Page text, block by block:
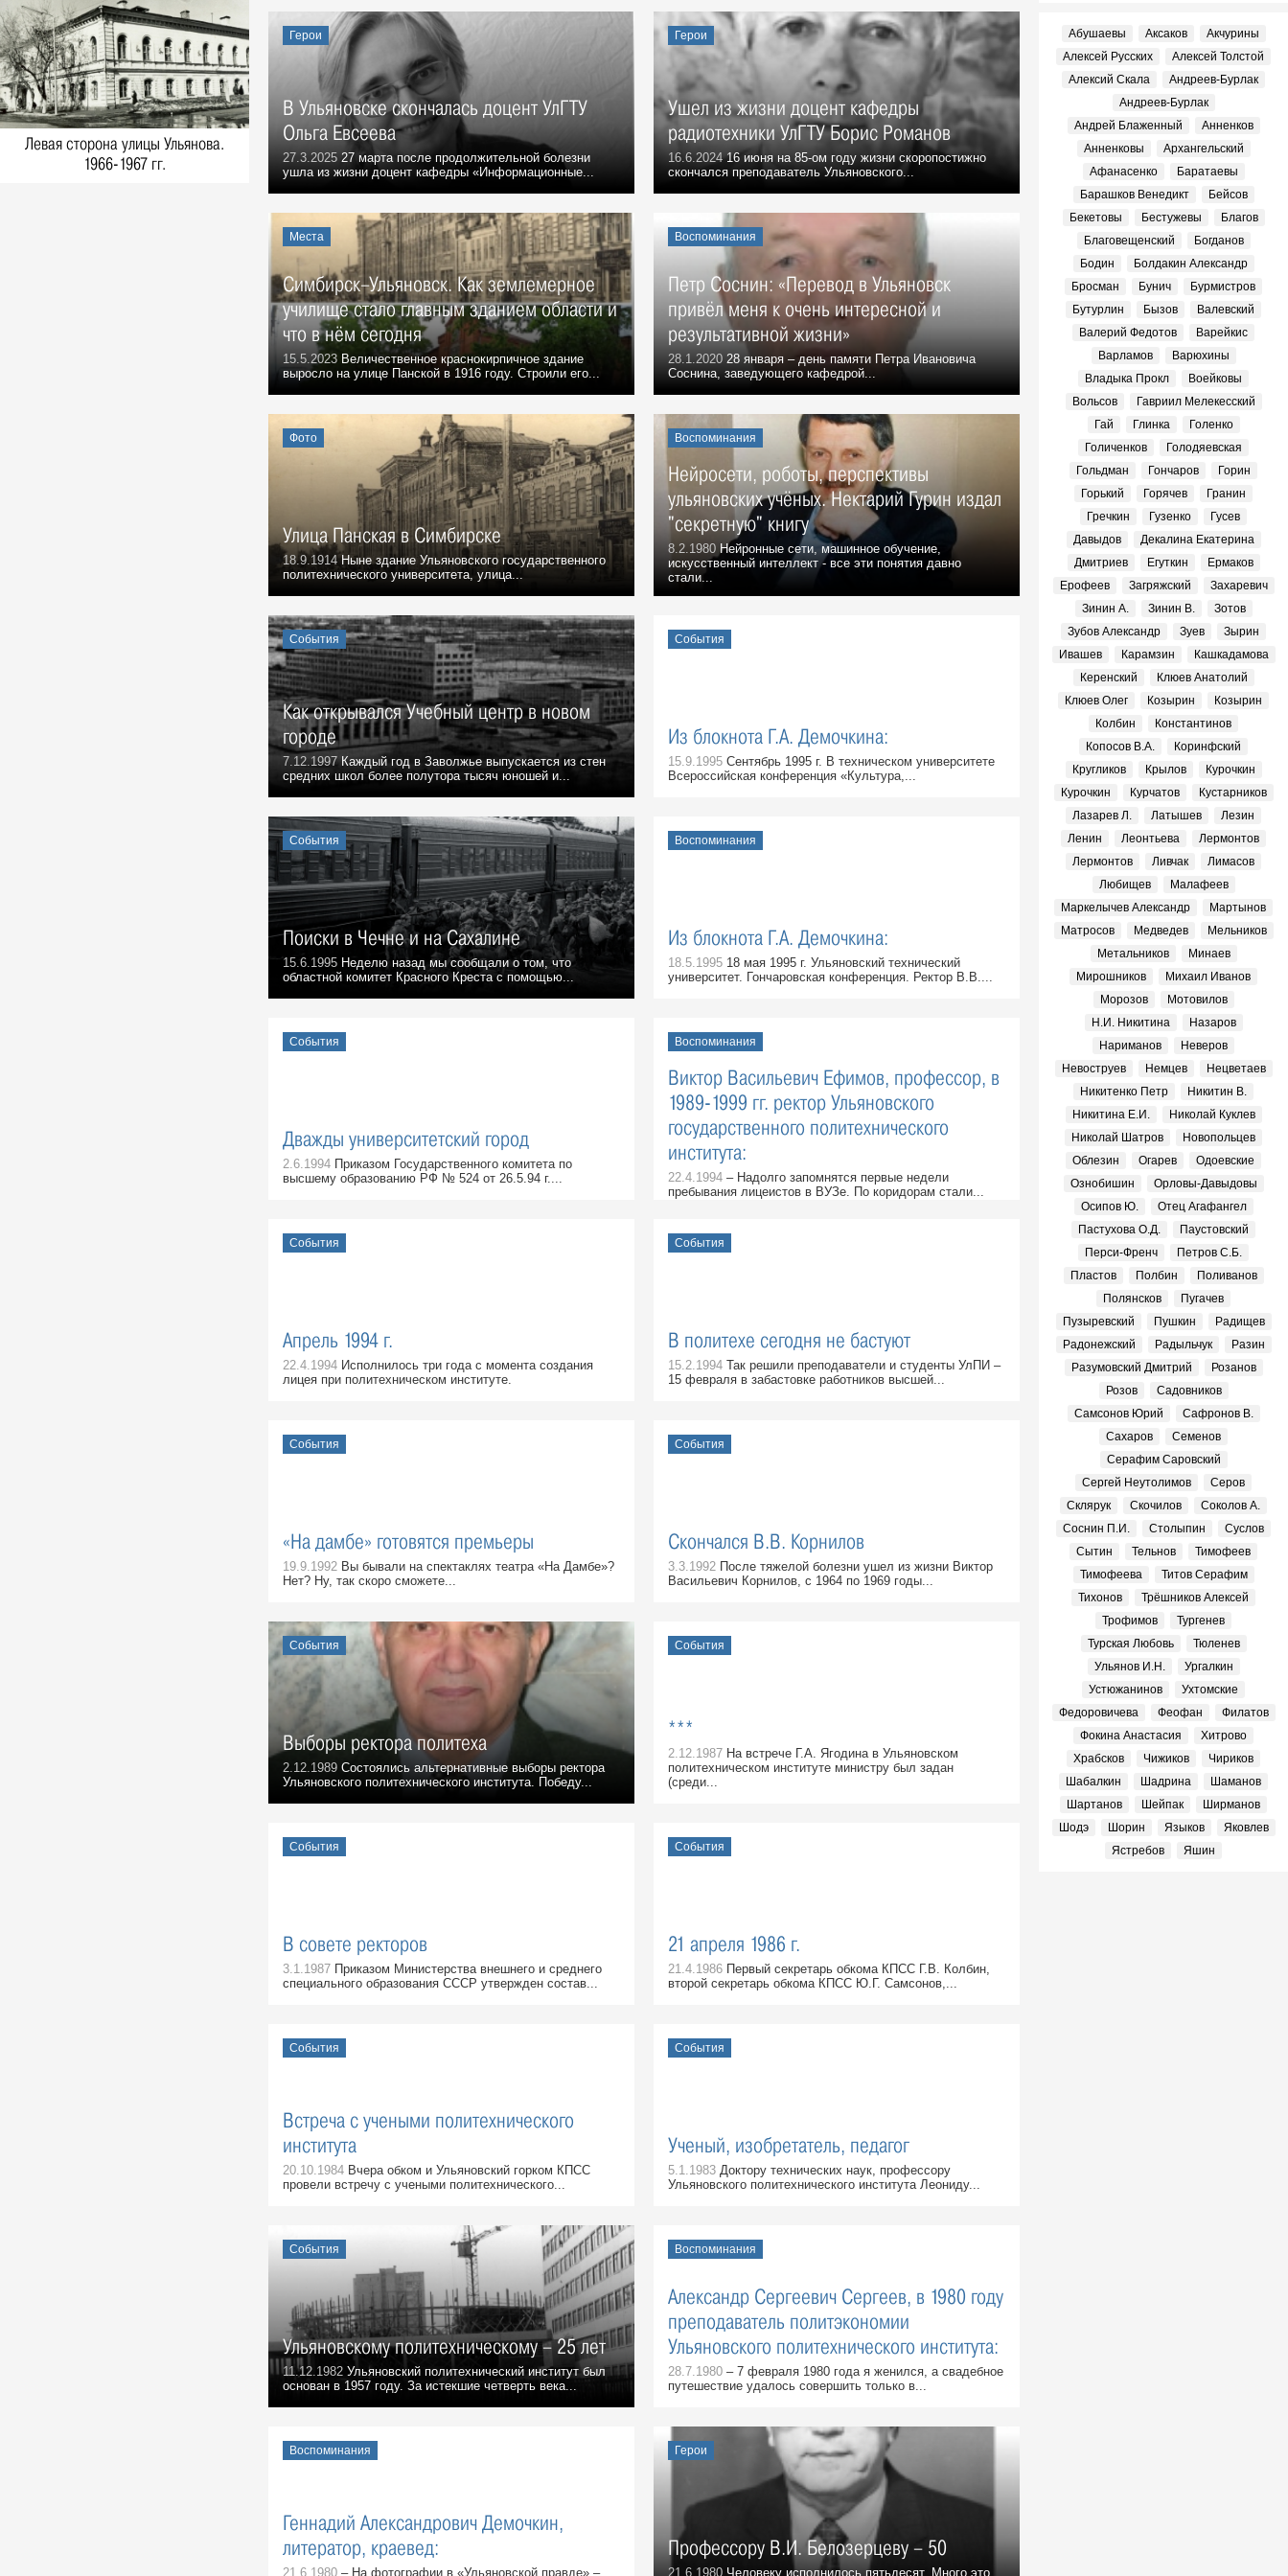
По ульяновскому проекту
События, 7 Августа 1977
7 августа 1980 года погиб в
Афганистане ульяновец
Владимир Лаптев
События, 7 Августа 1980
Телеграмма
События, 7 Августа 1981
Левая сторона улицы Ульянова.
1966-1967 гг.
Герои
В Ульяновске скончалась доцент УлГТУ
Ольга Евсеева
27.3.2025 27 марта после продолжительной болезни
ушла из жизни доцент кафедры «Информационные...
Герои
Ушел из жизни доцент кафедры
радиотехники УлГТУ Борис Романов
16.6.202416 июня на 85-ом году жизни скоропостижно
скончался преподаватель Ульяновского...
Места
Симбирск–Ульяновск. Как землемерное
училище стало главным зданием области и
что в нём сегодня
15.5.2023 Величественное краснокирпичное здание
выросло на улице Панской в 1916 году. Строили его...
Воспоминания
Петр Соснин: «Перевод в Ульяновск
привёл меня к очень интересной и
результативной жизни»
28.1.2020 28 января – день памяти Петра Ивановича
Соснина, заведующего кафедрой...
Фото
Улица Панская в Симбирске
18.9.1914Ныне здание Ульяновского государственного
политехнического университета, улица...
Воспоминания
Нейросети, роботы, перспективы
ульяновских учёных. Нектарий Гурин издал
"секретную" книгу
8.2.1980 Нейронные сети, машинное обучение,
искусственный интеллект - все эти понятия давно
стали...
События
Как открывался Учебный центр в новом
городе
7.12.1997Каждый год в Заволжье выпускается из стен
средних школ более полутора тысяч юношей и...
События
Из блокнота Г.А. Демочкина:
15.9.1995 Сентябрь 1995 г. В техническом университете
Всероссийская конференция «Культура,...
События
Поиски в Чечне и на Сахалине
15.6.1995 Неделю назад мы сообщали о том, что
областной комитет Красного Креста с помощью...
Воспоминания
Из блокнота Г.А. Демочкина:
18.5.1995 18 мая 1995 г. Ульяновский технический
университет. Гончаровская конференция. Ректор В.В....
События
Дважды университетский город
2.6.1994 Приказом Государственного комитета по
высшему образованию РФ № 524 от 26.5.94 г....
Воспоминания
Виктор Васильевич Ефимов, профессор, в
1989-1999 гг. ректор Ульяновского
государственного политехнического
института:
22.4.1994 – Надолго запомнятся первые недели
пребывания лицеистов в ВУЗе. По коридорам стали...
События
Апрель 1994 г.
22.4.1994 Исполнилось три года с момента создания
лицея при политехническом институте.
События
В политехе сегодня не бастуют
15.2.1994 Так решили преподаватели и студенты УлПИ –
15 февраля в забастовке работников высшей...
События
«На дамбе» готовятся премьеры
19.9.1992 Вы бывали на спектаклях театра «На Дамбе»?
Нет? Ну, так скоро сможете...
События
Скончался В.В. Корнилов
3.3.1992 После тяжелой болезни ушел из жизни Виктор
Васильевич Корнилов, с 1964 по 1969 годы...
События
Выборы ректора политеха
2.12.1989 Состоялись альтернативные выборы ректора
Ульяновского политехнического института. Победу...
События
***
2.12.1987 На встрече Г.А. Ягодина в Ульяновском
политехническом институте министру был задан
(среди...
События
В совете ректоров
3.1.1987 Приказом Министерства внешнего и среднего
специального образования СССР утвержден состав...
События
21 апреля 1986 г.
21.4.1986 Первый секретарь обкома КПСС Г.В. Колбин,
второй секретарь обкома КПСС Ю.Г. Самсонов,...
События
Встреча с учеными политехнического
института
20.10.1984 Вчера обком и Ульяновский горком КПСС
провели встречу с учеными политехнического...
События
Ученый, изобретатель, педагог
5.1.1983 Доктору технических наук, профессору
Ульяновского политехнического института Леониду...
События
Ульяновскому политехническому – 25 лет
11.12.1982 Ульяновский политехнический институт был
основан в 1957 году. За истекшие четверть века...
Воспоминания
Александр Сергеевич Сергеев, в 1980 году
преподаватель политэкономии
Ульяновского политехнического ин­ститута:
28.7.1980 – 7 февраля 1980 года я женился, а свадебное
путешествие удалось совершить только в...
Воспоминания
Геннадий Александрович Демочкин,
литератор, краевед:
21.6.1980 – На фотографии в «Ульяновской правде» –
Герои
Профессору В.И. Белозерцеву – 50
21.6.1980 Человеку исполнилось пятьдесят. Много это
Абушаевы Аксаков
Акчурины
Алексей Русских
Алексей Толстой
Алексий Скала
Андреев-Бурлак
Андреев-Бурлак
Андрей Блаженный
Анненков
Анненковы
Архангельский
Афанасенко
Баратаевы
Барашков Венедикт
Бейсов
Бекетовы
Бестужевы
Благов
Благовещенский
Богданов
Бодин
Болдакин Александр
Бросман
Бунич
Бурмистров
Бутурлин
Бызов
Валевский
Валерий Федотов
Варейкис
Варламов
Варюхины
Владыка Прокл
Воейковы
Вольсов
Гавриил Мелекесский
Гай
Глинка
Голенко
Голиченков
Голодяевская
Гольдман
Гончаров
Горин
Горький
Горячев
Гранин
Гречкин
Гузенко
Гусев
Давыдов
Декалина Екатерина
Дмитриев
Егуткин
Ермаков
Ерофеев
Загряжский
Захаревич
Зинин А.
Зинин В.
Зотов
Зубов Александр
Зуев
Зырин
Ивашев
Карамзин
Кашкадамова
Керенский
Клюев Анатолий
Клюев Олег
Козырин
Козырин
Колбин
Константинов
Копосов В.А.
Коринфский
Кругликов
Крылов
Курочкин
Курочкин
Курчатов
Кустарников
Лазарев Л.
Латышев
Лезин
Ленин
Леонтьева
Лермонтов
Лермонтов
Ливчак
Лимасов
Любищев
Малафеев
Маркелычев Александр
Мартынов
Матросов
Медведев
Мельников
Метальников
Минаев
Мирошников
Михаил Иванов
Морозов
Мотовилов
Н.И. Никитина
Назаров
Нариманов
Неверов
Невоструев
Немцев
Нецветаев
Никитенко Петр
Никитин В.
Никитина Е.И.
Николай Куклев
Николай Шатров
Новопольцев
Облезин
Огарев
Одоевские
Ознобишин
Орловы-Давыдовы
Осипов Ю.
Отец Агафангел
Пастухова О.Д.
Паустовский
Перси-Френч
Петров С.Б.
Пластов
Полбин
Поливанов
Полянсков
Пугачев
Пузыревский
Пушкин
Радищев
Радонежский
Радыльчук
Разин
Разумовский Дмитрий
Розанов
Розов
Садовников
Самсонов Юрий
Сафронов В.
Сахаров
Семенов
Серафим Саровский
Сергей Неутолимов
Серов
Склярук
Скочилов
Соколов А.
Соснин П.И.
Столыпин
Суслов
Сытин
Тельнов
Тимофеев
Тимофеева
Титов Серафим
Тихонов
Трёшников Алексей
Трофимов
Тургенев
Турская Любовь
Тюленев
Ульянов И.Н.
Ургалкин
Устюжанинов
Ухтомские
Федоровичева
Феофан
Филатов
Фокина Анастасия
Хитрово
Храбсков
Чижиков
Чириков
Шабалкин
Шадрина
Шаманов
Шартанов
Шейпак
Ширманов
Шодэ
Шорин Языков
Яковлев
Ястребов
Яшин